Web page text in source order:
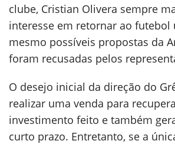
clube, Cristian Olivera sempre
interesse em retornar ao futebol
mesmo possíveis propostas da
foram recusadas pelos
O desejo inicial da direção do
realizar uma venda para
investimento feito e também
curto prazo. Entretanto, se a